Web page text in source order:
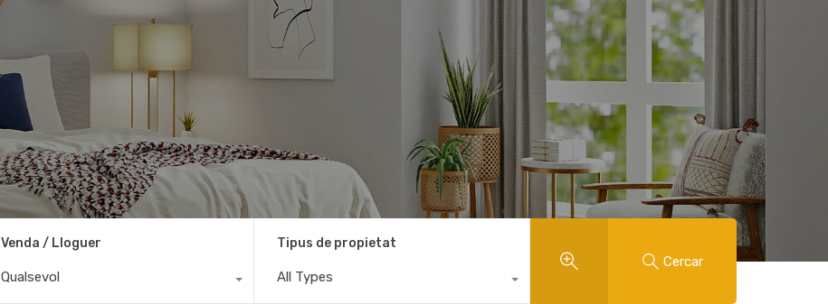
Venda / Lloguer
Qualsevol
Tipus de propietat
All Types
Cercar